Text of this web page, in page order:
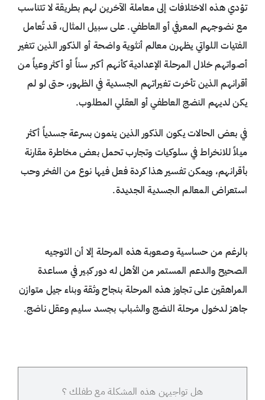
تؤدي هذه الاختلافات إلى معاملة الآخرين لهم بطريقة لا تتناسب
مع نضوجهم المعرفي أو العاطفي. على سبيل المثال، قد تُعامل
الفتيات اللواتي يظهرن معالم أنثوية واضحة أو الذكور الذين تتغير
أصواتهم خلال المرحلة الإعدادية كأنهم أكبر سناً أو أكثر وعياً من
أقرانهم الذين تأخرت تغيراتهم الجسدية في الظهور، حتى لو لم
يكن لديهم النضج العاطفي أو العقلي المطلوب.
في بعض الحالات يكون الذكور الذين ينمون بسرعة جسدياً أكثر
ميلاً للانخراط في سلوكيات وتجارب تحمل بعض مخاطرة مقارنة
بأقرانهم، ويمكن تفسير هذا كردة فعل فيها نوع من الفخر وحب
استعراض المعالم الجسدية الجديدة.
بالرغم من حساسية وصعوبة هذه المرحلة إلا أن التوجيه
الصحيح والدعم المستمر من الأهل له دور كبير في مساعدة
المراهقين على تجاوز هذه المرحلة بنجاح وثقة وبناء جيل متوازن
جاهز لدخول مرحلة النضج والشباب بجسد سليم وعقل ناضج.
هل تواجيهن هذه المشكلة مع طفلك ؟